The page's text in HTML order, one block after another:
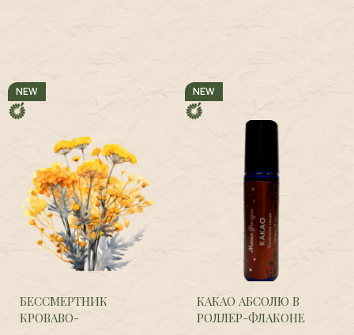
NEW
БЕССМЕРТНИК
КРОВАВО-
NEW
КАКАО АБСОЛЮ В
РОЛЛЕР-ФЛАКОНЕ